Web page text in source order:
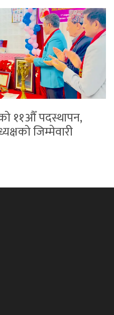
११औँ पदस्थापन,
जिम्मेवारी